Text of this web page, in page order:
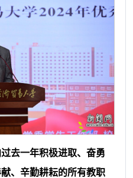
去一年积极进取、奋勇
、辛勤耕耘的所有教职